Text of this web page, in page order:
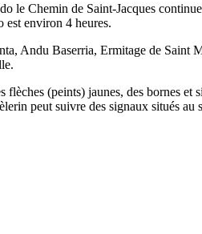
le Chemin de Saint-Jacques
est environ 4 heures.
Andu Baserria, Ermitage de Saint
flèches (peints) jaunes, des bornes et
peut suivre des signaux situés au